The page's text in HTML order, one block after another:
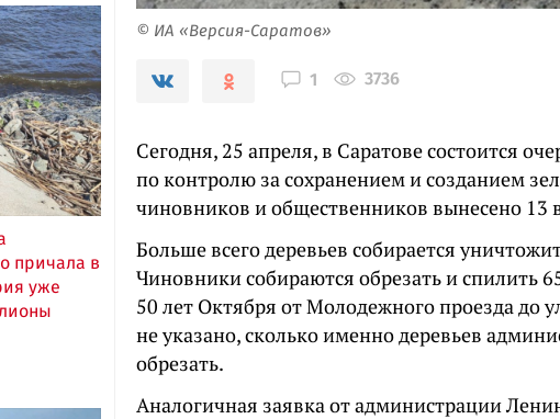
причала в
уже
© ИА «Версия-Саратов»
1 3736
Сегодня, 25 апреля, в Саратове состоится
по контролю за сохранением и созданием
чиновников и общественников вынесено 13
Больше всего деревьев собирается
Чиновники собираются обрезать и спилить
50 лет Октября от Молодежного проезда до
не указано, сколько именно деревьев
обрезать.
Аналогичная заявка от администрации